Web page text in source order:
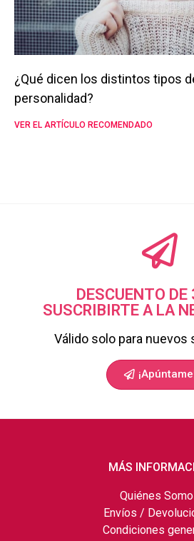
¿Qué dicen los distintos tipos
personalidad?
VER EL ARTÍCULO RECOMENDADO
DESCUENTO DE
SUSCRIBIRTE A LA
Válido solo para nuevos
MÁS
Quiénes
Envíos /
Condiciones